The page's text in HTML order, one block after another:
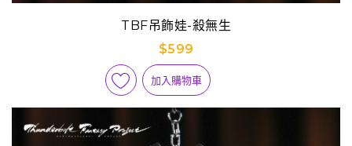
TBF吊飾娃-殺無生
$599
加入購物車